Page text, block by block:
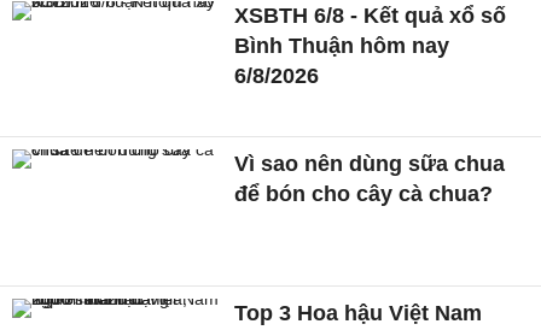
XSBTH 6/8 - Kết quả xổ số
Bình Thuận hôm nay
6/8/2026
Vì sao nên dùng sữa chua
để bón cho cây cà chua?
Top 3 Hoa hậu Việt Nam